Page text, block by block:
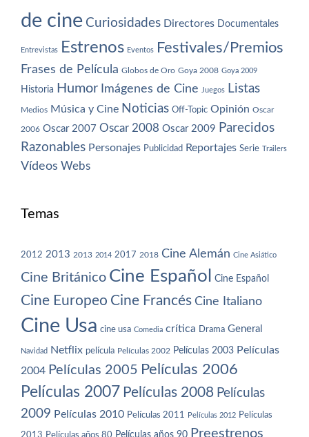
de cine Curiosidades Directores Documentales
Entrevistas Estrenos Eventos Festivales/Premios
Frases de Película Globos de Oro Goya 2008 Goya 2009
Historia Humor Imágenes de Cine Juegos Listas
Medios Música y Cine Noticias Off-Topic Opinión Oscar
2006 Oscar 2007 Oscar 2008 Oscar 2009 Parecidos
Razonables Personajes Publicidad Reportajes Serie Trailers
Vídeos Webs
Temas
2012 2013 2013 2014 2017 2018 Cine Alemán Cine Asiático
Cine Británico Cine Español Cine Español
Cine Europeo Cine Francés Cine Italiano
Cine Usa cine usa Comedia crítica Drama General
Navidad Netflix película Películas 2002 Películas 2003 Películas
2004 Películas 2005 Películas 2006
Películas 2007 Películas 2008 Películas
2009 Películas 2010 Películas 2011 Películas 2012 Películas
2013 Películas años 80 Películas años 90 Preestrenos